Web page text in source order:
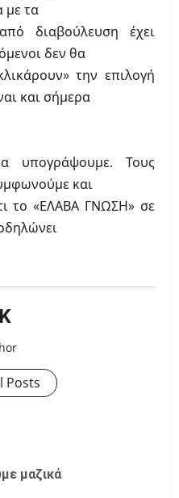
με τα
διαβούλευση έχει
δεν θα
την επιλογή
και σήμερα
υπογράψουμε. Τους
και
το «ΕΛΑΒΑ ΓΝΩΣΗ» σε
Posts
μαζικά